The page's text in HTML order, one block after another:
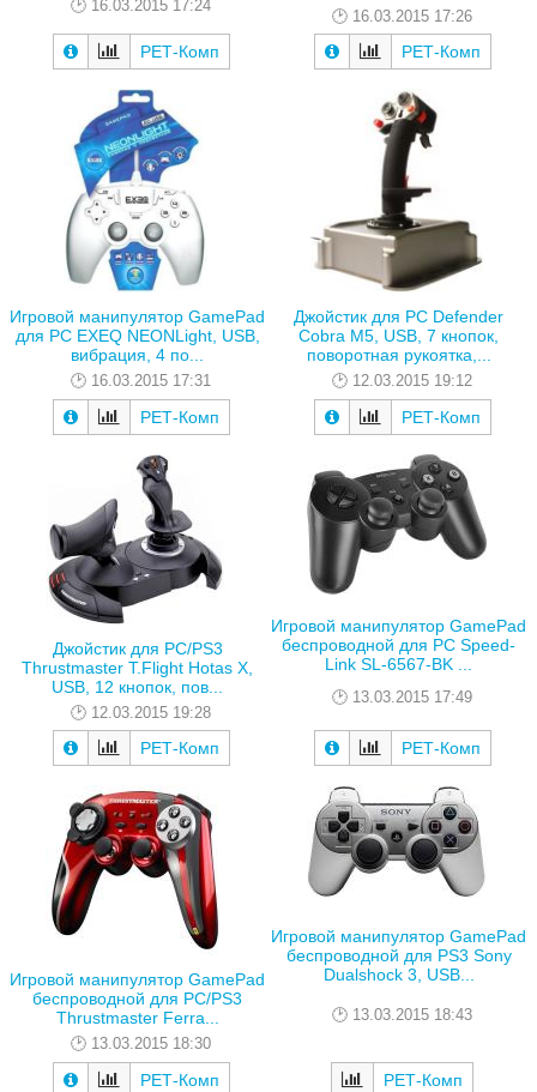
16.03.2015 17:24
РЕТ-Комп
16.03.2015 17:26
РЕТ-Комп
Игровой манипулятор GamePad
для PC EXEQ NEONLight, USB,
вибрация, 4 по...
16.03.2015 17:31
РЕТ-Комп
Джойстик для PC Defender
Cobra M5, USB, 7 кнопок,
поворотная рукоятка,...
12.03.2015 19:12
РЕТ-Комп
Джойстик для PC/PS3
Thrustmaster T.Flight Hotas X,
USB, 12 кнопок, пов...
12.03.2015 19:28
РЕТ-Комп
Игровой манипулятор GamePad
беспроводной для PC Speed-
Link SL-6567-BK ...
13.03.2015 17:49
РЕТ-Комп
Игровой манипулятор GamePad
беспроводной для PC/PS3
Thrustmaster Ferra...
13.03.2015 18:30
РЕТ-Комп
Игровой манипулятор GamePad
беспроводной для PS3 Sony
Dualshock 3, USB...
13.03.2015 18:43
РЕТ-Комп